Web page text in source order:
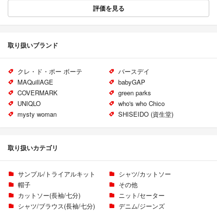
評価を見る
取り扱いブランド
クレ・ド・ポー ボーテ
バースデイ
MAQuillAGE
babyGAP
COVERMARK
green parks
UNIQLO
who's who Chico
mysty woman
SHISEIDO (資生堂)
取り扱いカテゴリ
サンプル/トライアルキット
シャツ/カットソー
帽子
その他
カットソー(長袖/七分)
ニット/セーター
シャツ/ブラウス(長袖/七分)
デニム/ジーンズ